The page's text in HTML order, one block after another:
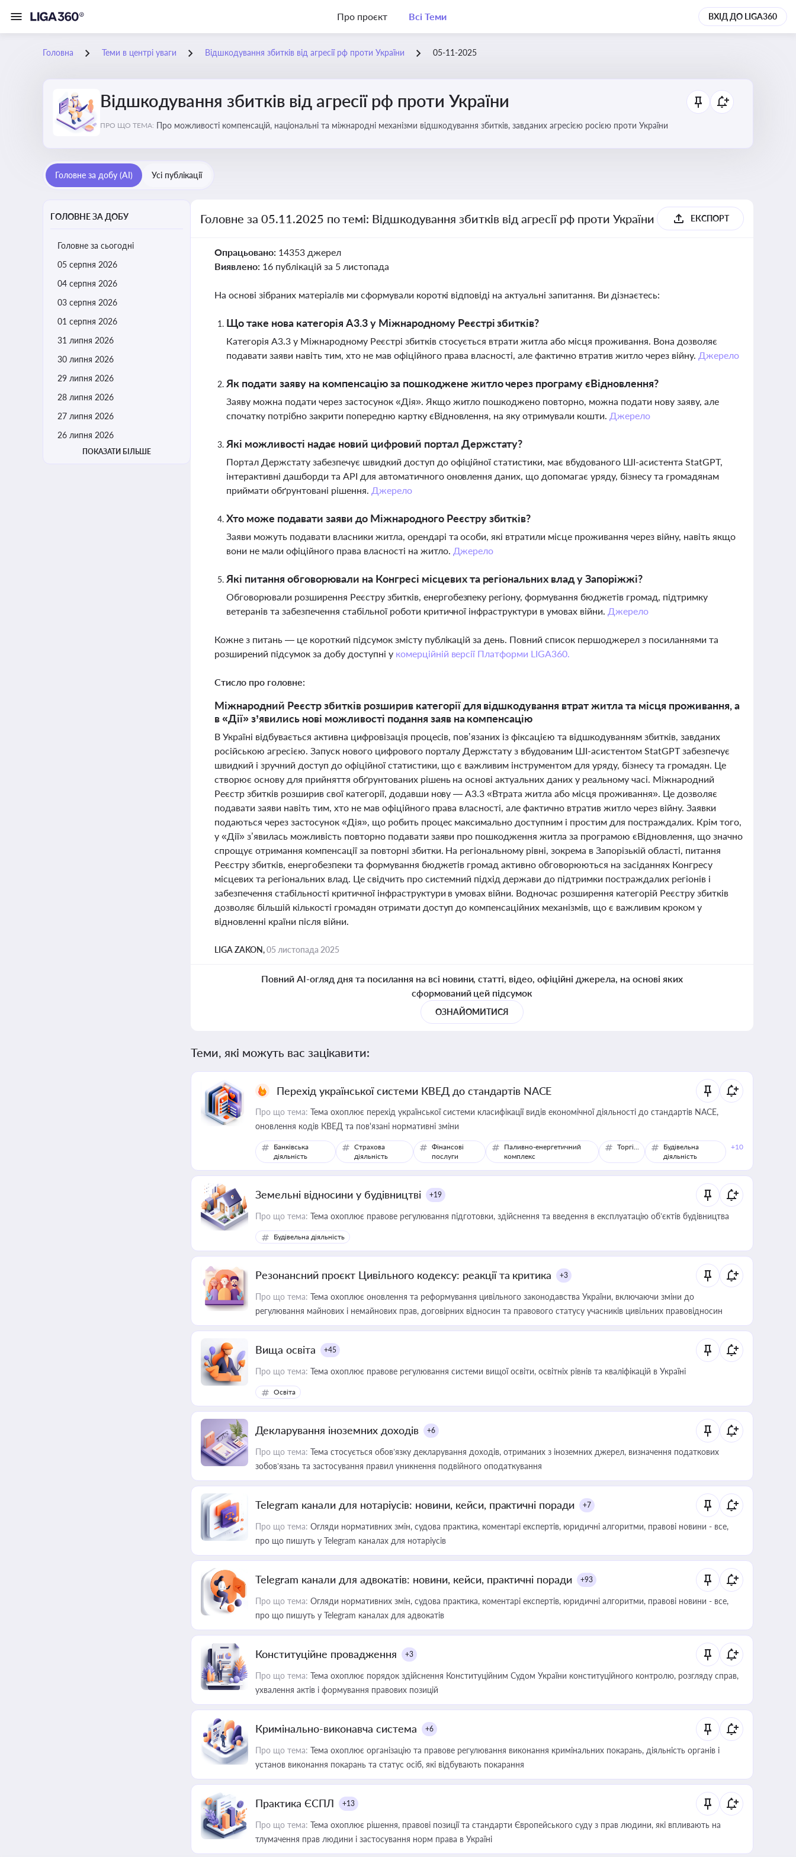
Про проєкт Всі Теми ВХІД ДО LIGA360
Головна Теми в центрі уваги Відшкодування збитків від агресії рф проти України 05-11-2025
Відшкодування збитків від агресії рф проти України
ПРО ЩО ТЕМА: Про можливості компенсацій, національні та міжнародні механізми відшкодування збитків, завданих агресією росією проти України
Головне за добу (AI) Усі публікації
ГОЛОВНЕ ЗА ДОБУ
Головне за сьогодні
05 серпня 2026
04 серпня 2026
03 серпня 2026
01 серпня 2026
31 липня 2026
30 липня 2026
29 липня 2026
28 липня 2026
27 липня 2026
26 липня 2026
ПОКАЗАТИ БІЛЬШЕ
Головне за 05.11.2025 по темі: Відшкодування збитків від агресії рф проти України ЕКСПОРТ
Опрацьовано: 14353 джерел
Виявлено: 16 публікацій за 5 листопада
На основі зібраних матеріалів ми сформували короткі відповіді на актуальні запитання. Ви дізнаєтесь:
Що таке нова категорія A3.3 у Міжнародному Реєстрі збитків?
Категорія A3.3 у Міжнародному Реєстрі збитків стосується втрати житла або місця проживання. Вона дозволяє
подавати заяви навіть тим, хто не мав офіційного права власності, але фактично втратив житло через війну. Джерело
Як подати заяву на компенсацію за пошкоджене житло через програму єВідновлення?
Заяву можна подати через застосунок «Дія». Якщо житло пошкоджено повторно, можна подати нову заяву, але
спочатку потрібно закрити попередню картку єВідновлення, на яку отримували кошти. Джерело
Які можливості надає новий цифровий портал Держстату?
Портал Держстату забезпечує швидкий доступ до офіційної статистики, має вбудованого ШІ-асистента StatGPT,
інтерактивні дашборди та API для автоматичного оновлення даних, що допомагає уряду, бізнесу та громадянам
приймати обґрунтовані рішення. Джерело
Хто може подавати заяви до Міжнародного Реєстру збитків?
Заяви можуть подавати власники житла, орендарі та особи, які втратили місце проживання через війну, навіть якщо
вони не мали офіційного права власності на житло. Джерело
Які питання обговорювали на Конгресі місцевих та регіональних влад у Запоріжжі?
Обговорювали розширення Реєстру збитків, енергобезпеку регіону, формування бюджетів громад, підтримку
ветеранів та забезпечення стабільної роботи критичної інфраструктури в умовах війни. Джерело
Кожне з питань — це короткий підсумок змісту публікацій за день. Повний список першоджерел з посиланнями та
розширений підсумок за добу доступні у комерційній версії Платформи LIGA360.
Стисло про головне:
Міжнародний Реєстр збитків розширив категорії для відшкодування втрат житла та місця проживання, а
в «Дії» з’явились нові можливості подання заяв на компенсацію
В Україні відбувається активна цифровізація процесів, пов’язаних із фіксацією та відшкодуванням збитків, завданих
російською агресією. Запуск нового цифрового порталу Держстату з вбудованим ШІ-асистентом StatGPT забезпечує
швидкий і зручний доступ до офіційної статистики, що є важливим інструментом для уряду, бізнесу та громадян. Це
створює основу для прийняття обґрунтованих рішень на основі актуальних даних у реальному часі. Міжнародний
Реєстр збитків розширив свої категорії, додавши нову — A3.3 «Втрата житла або місця проживання». Це дозволяє
подавати заяви навіть тим, хто не мав офіційного права власності, але фактично втратив житло через війну. Заявки
подаються через застосунок «Дія», що робить процес максимально доступним і простим для постраждалих. Крім того,
у «Дії» з’явилась можливість повторно подавати заяви про пошкодження житла за програмою єВідновлення, що значно
спрощує отримання компенсації за повторні збитки. На регіональному рівні, зокрема в Запорізькій області, питання
Реєстру збитків, енергобезпеки та формування бюджетів громад активно обговорюються на засіданнях Конгресу
місцевих та регіональних влад. Це свідчить про системний підхід держави до підтримки постраждалих регіонів і
забезпечення стабільності критичної інфраструктури в умовах війни. Водночас розширення категорій Реєстру збитків
дозволяє більшій кількості громадян отримати доступ до компенсаційних механізмів, що є важливим кроком у
відновленні країни після війни.
LIGA ZAKON,05 листопада 2025
Повний AI-огляд дня та посилання на всі новини, статті, відео, офіційні джерела, на основі яких
сформований цей підсумок
ОЗНАЙОМИТИСЯ
Теми, які можуть вас зацікавити:
Перехід української системи КВЕД до стандартів NACE
Про що тема: Тема охоплює перехід української системи класифікації видів економічної діяльності до стандартів NACE,
оновлення кодів КВЕД та пов'язані нормативні зміни
Банківська
діяльність
Страхова
діяльність
Фінансові
послуги
Паливно-енергетичний
комплекс
Торгівля
Будівельна
діяльність
+10
Земельні відносини у будівництві +19
Про що тема: Тема охоплює правове регулювання підготовки, здійснення та введення в експлуатацію об’єктів будівництва
Будівельна діяльність
Резонансний проєкт Цивільного кодексу: реакції та критика +3
Про що тема: Тема охоплює оновлення та реформування цивільного законодавства України, включаючи зміни до
регулювання майнових і немайнових прав, договірних відносин та правового статусу учасників цивільних правовідносин
Вища освіта +45
Про що тема: Тема охоплює правове регулювання системи вищої освіти, освітніх рівнів та кваліфікацій в Україні
Освіта
Декларування іноземних доходів +6
Про що тема: Тема стосується обов’язку декларування доходів, отриманих з іноземних джерел, визначення податкових
зобов’язань та застосування правил уникнення подвійного оподаткування
Telegram канали для нотаріусів: новини, кейси, практичні поради +7
Про що тема: Огляди нормативних змін, судова практика, коментарі експертів, юридичні алгоритми, правові новини - все,
про що пишуть у Telegram каналах для нотаріусів
Telegram канали для адвокатів: новини, кейси, практичні поради +93
Про що тема: Огляди нормативних змін, судова практика, коментарі експертів, юридичні алгоритми, правові новини - все,
про що пишуть у Telegram каналах для адвокатів
Конституційне провадження +3
Про що тема: Тема охоплює порядок здійснення Конституційним Судом України конституційного контролю, розгляду справ,
ухвалення актів і формування правових позицій
Кримінально-виконавча система +6
Про що тема: Тема охоплює організацію та правове регулювання виконання кримінальних покарань, діяльність органів і
установ виконання покарань та статус осіб, які відбувають покарання
Практика ЄСПЛ +13
Про що тема: Тема охоплює рішення, правові позиції та стандарти Європейського суду з прав людини, які впливають на
тлумачення прав людини і застосування норм права в Україні